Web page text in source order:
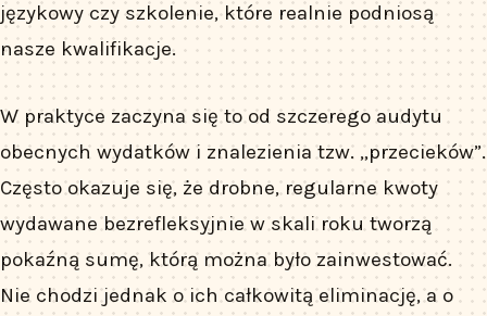
językowy czy szkolenie, które realnie podniosą
nasze kwalifikacje.
W praktyce zaczyna się to od szczerego audytu
obecnych wydatków i znalezienia tzw. „przecieków”.
Często okazuje się, że drobne, regularne kwoty
wydawane bezrefleksyjnie w skali roku tworzą
pokaźną sumę, którą można było zainwestować.
Nie chodzi jednak o ich całkowitą eliminację, a o